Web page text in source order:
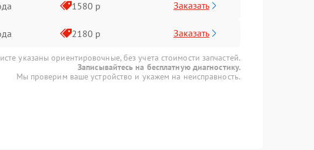
1580 р Заказать
2180 р Заказать
указаны ориентировочные, без учета стоимости запчастей.
Записывайтесь на бесплатную диагностику.
Мы проверим ваше устройство и укажем на неисправность.